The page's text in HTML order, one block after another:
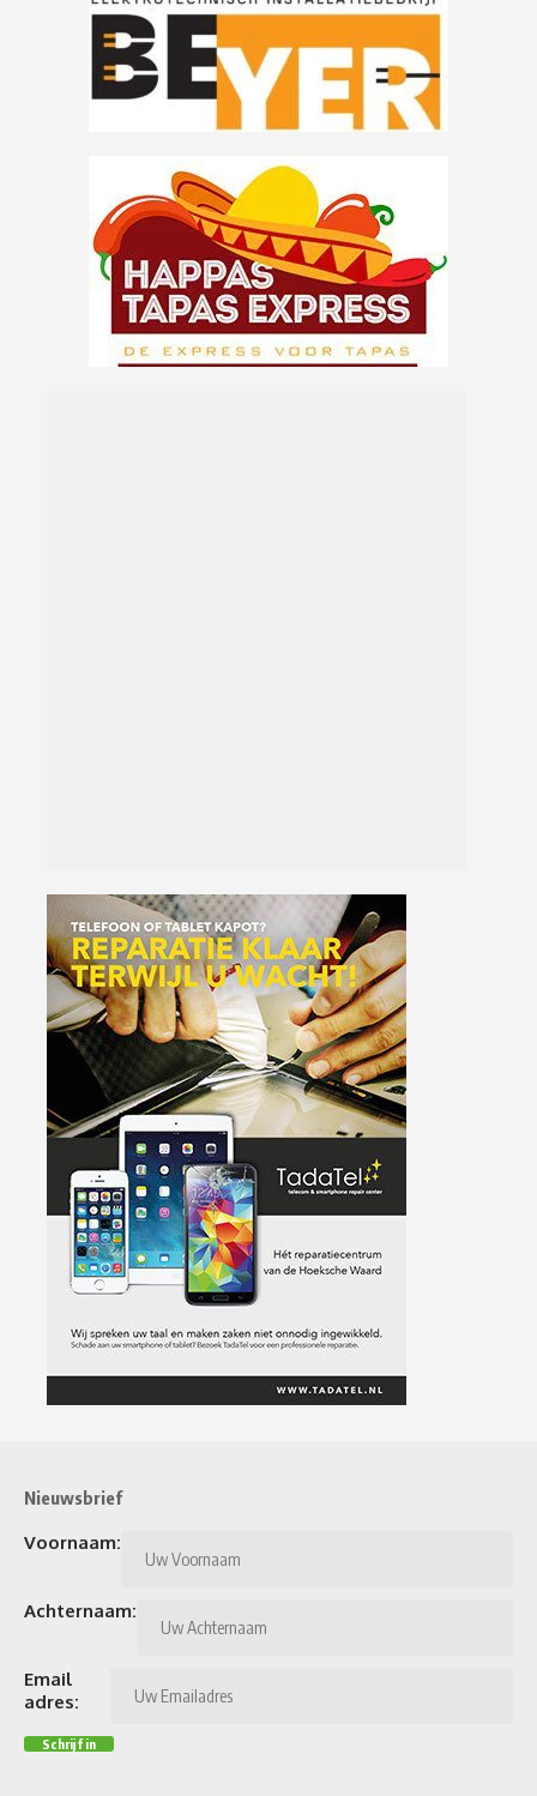
Nieuwsbrief
Voornaam:
Achternaam:
Email
adres: